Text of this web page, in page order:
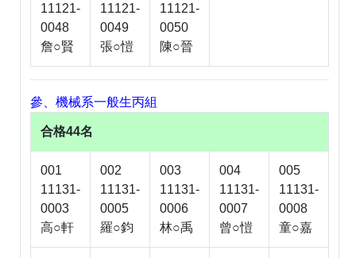
11121-
0048
詹○賢
11121-
0049
張○愷
11121-
0050
陳○晉
參、機械系一般生丙組
合格44名
001
11131-
0003
高○軒
002
11131-
0005
羅○鈞
003
11131-
0006
林○禹
004
11131-
0007
曾○愷
005
11131-
0008
童○嘉